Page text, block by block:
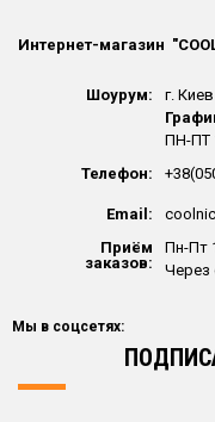
Интернет-магазин
Шоурум:
г.
ПН-ПТ
Телефон:
Email:
Приём
заказов:
Пн-Пт
Через
Мы в соцсетях: